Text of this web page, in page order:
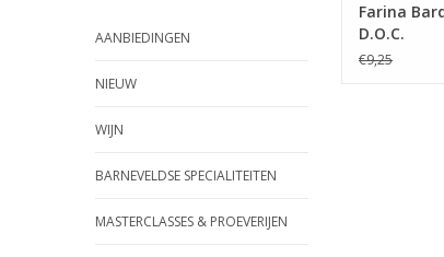
AANBIEDINGEN
NIEUW
WIJN
BARNEVELDSE SPECIALITEITEN
MASTERCLASSES & PROEVERIJEN
Farina
D.O.C.
€9,25